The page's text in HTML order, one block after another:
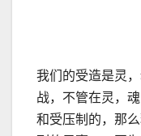
我们的受造是灵
战，不管在灵，
和受压制的，那